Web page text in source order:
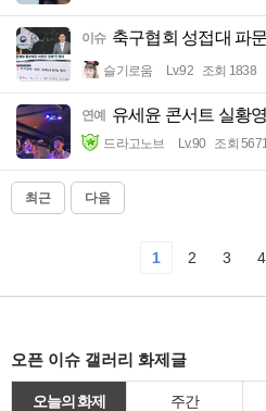
이슈 축구협회 성접대 파
슬기로움 Lv.92 조회 1838
연예 유세윤 콘서트 실황
드라고노브 Lv.90 조회 5671
최근 다음
1 2 3 4
오픈 이슈 갤러리 화제글
오늘의 화제 주간